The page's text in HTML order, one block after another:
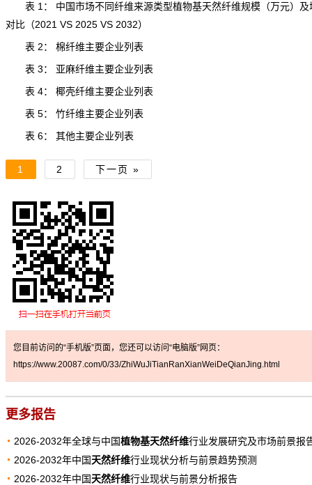
表 1： 中国市场不同纤维来源类型植物基天然纤维规模（万元）及
对比（2021 VS 2025 VS 2032）
表 2： 棉纤维主要企业列表
表 3： 亚麻纤维主要企业列表
表 4： 椰壳纤维主要企业列表
表 5： 竹纤维主要企业列表
表 6： 其他主要企业列表
1 2 下一页 »
您目前访问的“手机版”页面，您还可以访问“电脑版”网页：
https://www.20087.com/0/33/ZhiWuJiTianRanXianWeiDeQianJing.html
更多报告
2026-2032年全球与中国植物基天然纤维行业发展研究及市场前景报
2026-2032年中国天然纤维行业现状分析与前景趋势预测
2026-2032年中国天然纤维行业现状与前景分析报告